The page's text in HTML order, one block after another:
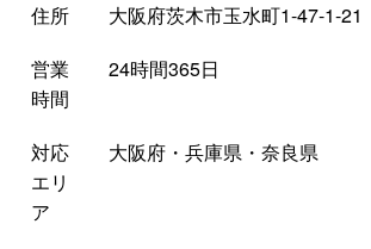
住所
大阪府茨木市玉水町1-47-1-21
営業
時間
24時間365日
対応
エリ
ア
大阪府・兵庫県・奈良県